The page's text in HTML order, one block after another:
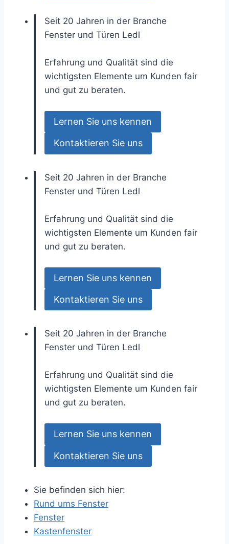
Seit 20 Jahren in der Branche
Fenster und Türen Ledl
Erfahrung und Qualität sind die
wichtigsten Elemente um Kunden fair
und gut zu beraten.
Lernen Sie uns kennen
Kontaktieren Sie uns
Seit 20 Jahren in der Branche
Fenster und Türen Ledl
Erfahrung und Qualität sind die
wichtigsten Elemente um Kunden fair
und gut zu beraten.
Lernen Sie uns kennen
Kontaktieren Sie uns
Seit 20 Jahren in der Branche
Fenster und Türen Ledl
Erfahrung und Qualität sind die
wichtigsten Elemente um Kunden fair
und gut zu beraten.
Lernen Sie uns kennen
Kontaktieren Sie uns
Sie befinden sich hier:
Rund ums Fenster
Fenster
Kastenfenster